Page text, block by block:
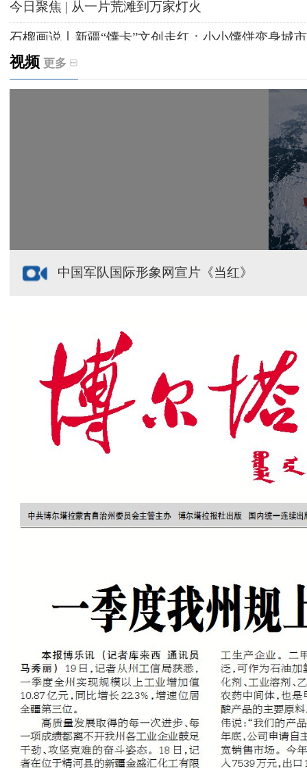
今日聚焦 | 从一片荒滩到万家灯火
石榴画说丨新疆“馕卡”文创走红：小小馕饼变身城
天山观察丨暑期AI研学热，孩子们究竟学到什么
视频 更多
中国军队国际形象网宣片《当红》